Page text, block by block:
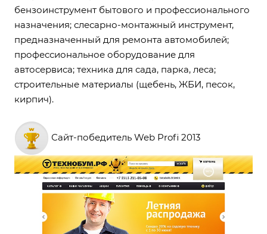
бензоинструмент бытового и профессионального
назначения; слесарно-монтажный инструмент,
предназначенный для ремонта автомобилей;
профессиональное оборудование для
автосервиса; техника для сада, парка, леса;
строительные материалы (щебень, ЖБИ, песок,
кирпич).
Сайт-победитель Web Profi 2013